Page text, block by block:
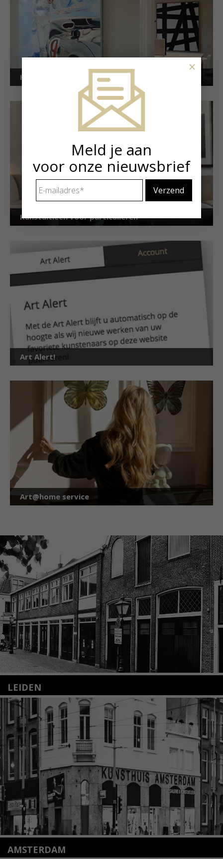
Kunstuitleen voor bedrijven
Kunstuitleen voor particulieren
Art Alert!
Art@home service
LEIDEN
Nieuwstraat 35
2312 KA Leiden
+31(0)71 – 52 84 480
info@kunsthuisleiden.nl
Lees meer
AMSTERDAM
Meld je aan
voor onze nieuwsbrief
mailadres *
×